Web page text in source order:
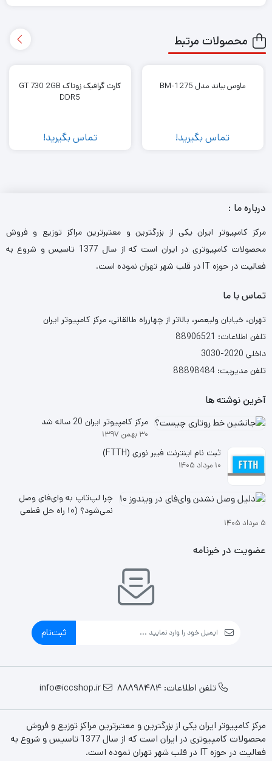
ضخامت کابل
استاندارد
پوشش روکش کابل PVC
قابلیت ضد نویز دارد
تقویت کننده سیگنال
پوشش محافظ داخلی
پورت ورودی HDMI Male
پورت خروجی
رزولوشن قابل پشتیانی 4k (2160-60Hz)
پشتیبانی از 3D
سایر ویژگی ها
پشتیبانی از HDCP , دارایDrain wire
محصولات مرتبط
ماوس بیاند مدل BM-1275
تماس بگیرید!
کارت گرافیک زوتاک GT 730 2GB
DDR5
تماس بگیرید!
درباره ما :
مرکز کامپیوتر ایران یکی از بزرگترین و معتبرترین مراکز توزیع و فروش
محصولات کامپیوتری در ایران است که از سال 1377 تاسیس و شروع به
فعالیت در حوزه IT در قلب شهر تهران نموده است.
تماس با ما
تهران، خیابان ولیعصر، بالاتر از چهارراه طالقانی، مرکز کامپیوتر ایران
تلفن اطلاعات: 88906521
داخلی 2020-3030
تلفن مدیریت: 88898484
آخرین نوشته ها
مرکز کامپیوتر ایران 20 ساله شد
۳۰ بهمن ۱۳۹۷
ثبت نام اینترنت فیبر نوری (FTTH)
۱۰ مرداد ۱۴۰۵
چرا لپ‌تاپ به وای‌فای وصل
نمی‌شود؟ (۱۰ راه حل قطعی
۵ مرداد ۱۴۰۵
عضویت در خبرنامه
ثبت‌نام
تلفن اطلاعات: 88898484 info@iccshop.ir
مرکز کامپیوتر ایران یکی از بزرگترین و معتبرترین مراکز توزیع و فروش
محصولات کامپیوتری در ایران است که از سال 1377 تاسیس و شروع به
فعالیت در حوزه IT در قلب شهر تهران نموده است.